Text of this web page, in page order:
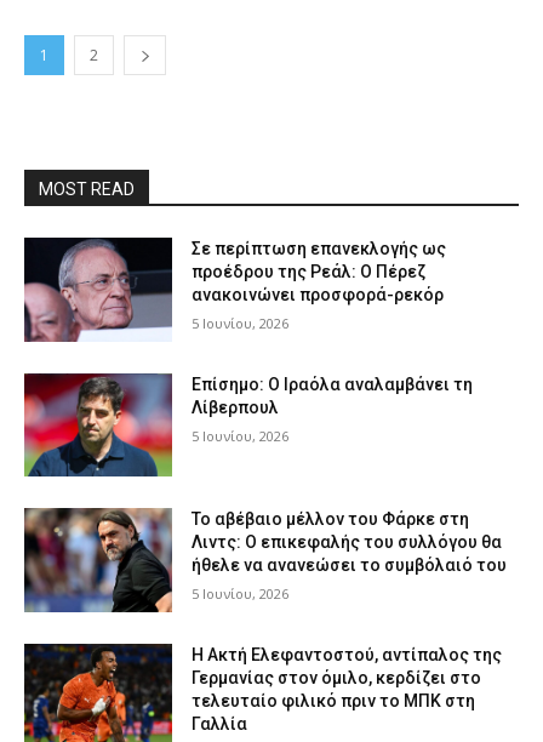
1 2
MOST READ
Σε περίπτωση επανεκλογής ως
προέδρου της Ρεάλ: Ο Πέρεζ
ανακοινώνει προσφορά-ρεκόρ
5 Ιουνίου, 2026
Επίσημο: Ο Ιραόλα αναλαμβάνει τη
Λίβερπουλ
5 Ιουνίου, 2026
Το αβέβαιο μέλλον του Φάρκε στη
Λιντς: Ο επικεφαλής του συλλόγου θα
ήθελε να ανανεώσει το συμβόλαιό του
5 Ιουνίου, 2026
Η Ακτή Ελεφαντοστού, αντίπαλος της
Γερμανίας στον όμιλο, κερδίζει στο
τελευταίο φιλικό πριν το ΜΠΚ στη
Γαλλία